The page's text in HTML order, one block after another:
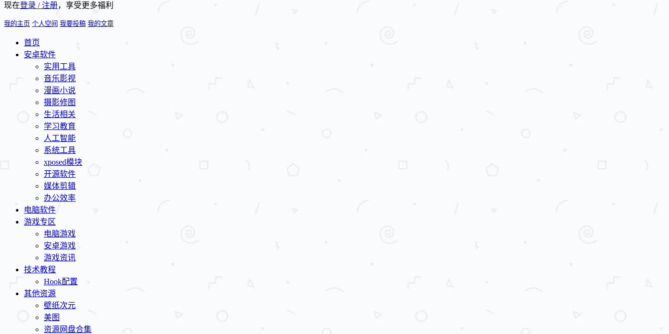
现在登录 / 注册，享受更多福利
我的主页 个人空间 我要投稿 我的文章
首页
安卓软件
实用工具
音乐影视
漫画小说
摄影修图
生活相关
学习教育
人工智能
系统工具
xposed模块
开源软件
媒体剪辑
办公效率
电脑软件
游戏专区
电脑游戏
安卓游戏
游戏资讯
技术教程
Hook配置
其他资源
壁纸次元
美图
资源网盘合集